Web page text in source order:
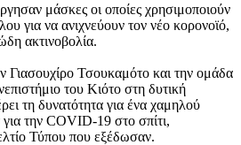
μάσκες οι οποίες χρησιμοποιούν
για να ανιχνεύουν τον νέο κορονοϊό,
ακτινοβολία.
Τσουκαμότο και την ομάδα
του Κιότο στη δυτική
τη δυνατότητα για ένα χαμηλού
την COVID-19 στο σπίτι,
Τύπου που εξέδωσαν.